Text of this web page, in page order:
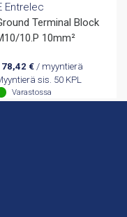
Entrelec
Terminal Block
10.P 10mm²
€ / myyntierä
sis. 50 KPL
Varastossa